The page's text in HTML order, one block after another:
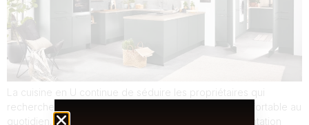
La cuisine en U continue de séduire les propriétaires qui
recherchent un espace à la fois élégant, fluide et confortable au
quotidien. Dans une maison moderne, ce type d’implantation